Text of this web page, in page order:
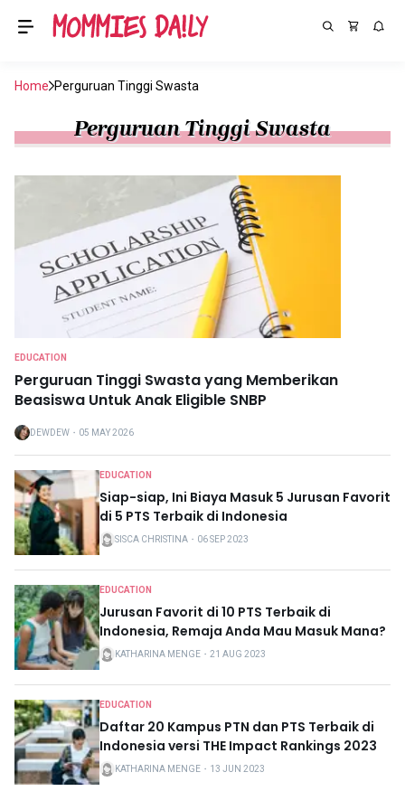
Home Perguruan Tinggi Swasta
Perguruan Tinggi Swasta
EDUCATION
Perguruan Tinggi Swasta yang Memberikan
Beasiswa Untuk Anak Eligible SNBP
DEWDEW ・ 05 MAY 2026
EDUCATION
Siap-siap, Ini Biaya Masuk 5 Jurusan Favorit
di 5 PTS Terbaik di Indonesia
SISCA CHRISTINA ・ 06 SEP 2023
EDUCATION
Jurusan Favorit di 10 PTS Terbaik di
Indonesia, Remaja Anda Mau Masuk Mana?
KATHARINA MENGE ・ 21 AUG 2023
EDUCATION
Daftar 20 Kampus PTN dan PTS Terbaik di
Indonesia versi THE Impact Rankings 2023
KATHARINA MENGE ・ 13 JUN 2023